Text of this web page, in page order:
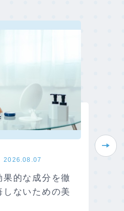
2026.08.07
果的な成分を徹
しないための美
Next